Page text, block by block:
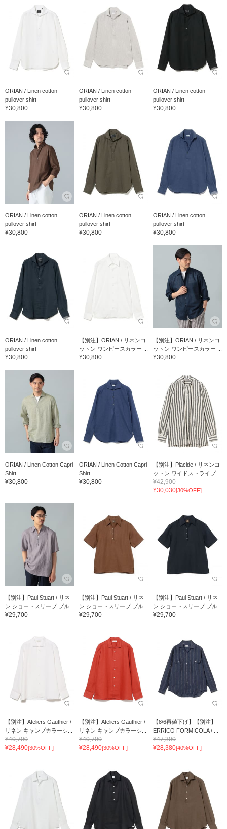
ORIAN / Linen cotton
pullover shirt
¥30,800
ORIAN / Linen cotton
pullover shirt
¥30,800
ORIAN / Linen cotton
pullover shirt
¥30,800
ORIAN / Linen cotton
pullover shirt
¥30,800
ORIAN / Linen cotton
pullover shirt
¥30,800
ORIAN / Linen cotton
pullover shirt
¥30,800
ORIAN / Linen cotton
pullover shirt
¥30,800
【別注】ORIAN / リネンコ
ットン ワンピースカラー ...
¥30,800
【別注】ORIAN / リネンコ
ットン ワンピースカラー ...
¥30,800
ORIAN / Linen Cotton Capri
Shirt
¥30,800
ORIAN / Linen Cotton Capri
Shirt
¥30,800
【別注】Placide / リネンコ
ットン ワイドストライプ...
¥42,900
¥30,030[30%OFF]
【別注】Paul Stuart / リネ
ン ショートスリーブ プル...
¥29,700
【別注】Paul Stuart / リネ
ン ショートスリーブ プル...
¥29,700
【別注】Paul Stuart / リネ
ン ショートスリーブ プル...
¥29,700
【別注】Ateliers Gauthier /
リネン キャンプカラーシ...
¥40,700
¥28,490[30%OFF]
【別注】Ateliers Gauthier /
リネン キャンプカラーシ...
¥40,700
¥28,490[30%OFF]
【8/6再値下げ】【別注】
ERRICO FORMICOLA / ...
¥47,300
¥28,380[40%OFF]